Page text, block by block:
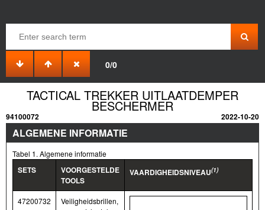
0/0
TACTICAL TREKKER UITLAATDEMPER
BESCHERMER
94100072 2022-10-20
ALGEMENE INFORMATIE
Tabel 1. Algemene informatie
SETS
VOORGESTELDE
TOOLS
VAARDIGHEIDSNIVEAU(1)
47200732
Veiligheidsbrillen,